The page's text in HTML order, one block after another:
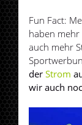
Fun Fact:
haben
auch mehr
der Strom
wir auch